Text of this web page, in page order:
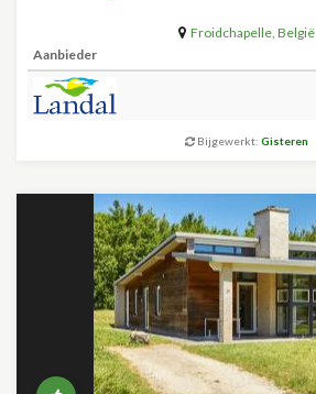
Froidchapelle, België
Aanbieder
Bijgewerkt: Gisteren